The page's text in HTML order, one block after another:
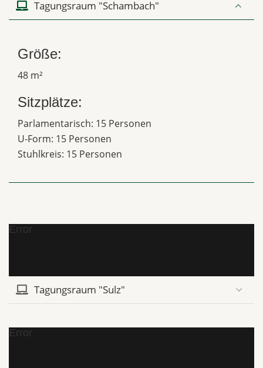
Tagungsraum "Schambach"
Größe:
48 m²
Sitzplätze:
Parlamentarisch: 15 Personen
U-Form: 15 Personen
Stuhlkreis: 15 Personen
Error
Tagungsraum "Sulz"
Error